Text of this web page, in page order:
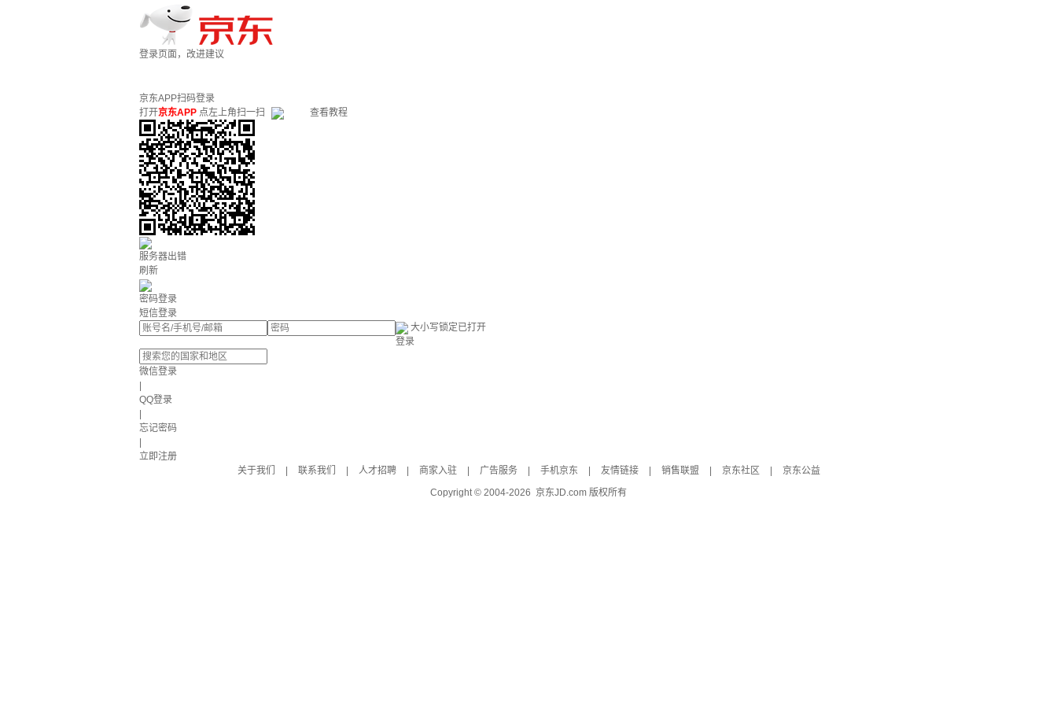
登录页面，改进建议
京东APP扫码登录
打开京东APP 点左上角扫一扫 查看教程
服务器出错
刷新
密码登录
短信登录
大小写锁定已打开
登录
微信登录
QQ登录
忘记密码
立即注册
关于我们
联系我们 人才招聘 商家入驻 广告服务 手机京东 友情链接 销售联盟 京东社区
京东公益
Copyright © 2004-2026 京东JD.com 版权所有